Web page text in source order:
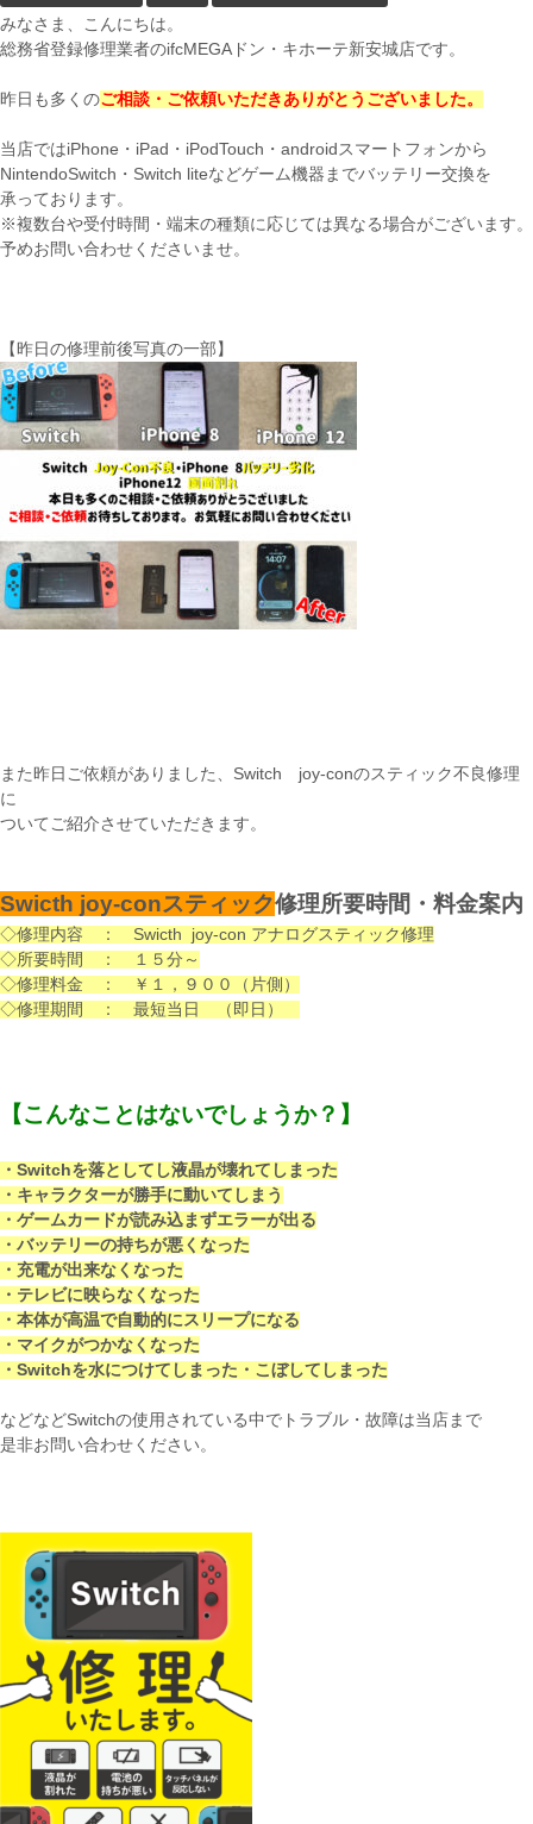
みなさま、こんにちは。
総務省登録修理業者のifcMEGAドン・キホーテ新安城店です。
昨日も多くのご相談・ご依頼いただきありがとうございました。
当店ではiPhone・iPad・iPodTouch・androidスマートフォンから
NintendoSwitch・Switch liteなどゲーム機器までバッテリー交換を
承っております。
※複数台や受付時間・端末の種類に応じては異なる場合がございます。
予めお問い合わせくださいませ。
【昨日の修理前後写真の一部】
また昨日ご依頼がありました、Switch joy-conのスティック不良修理
に
ついてご紹介させていただきます。
Swicth joy-conスティック修理所要時間・料金案内
◇修理内容 ： Swicth joy-con アナログスティック修理
◇所要時間 ： １５分 ～
◇修理料金 ： ￥１，９００（片側）
◇修理期間 ： 最短当日 （即日）
【こんなことはないでしょうか？】
・Switchを落としてし液晶が壊れてしまった
・キャラクターが勝手に動いてしまう
・ゲームカードが読み込まずエラーが出る
・バッテリーの持ちが悪くなった
・充電が出来なくなった
・テレビに映らなくなった
・本体が高温で自動的にスリープになる
・マイクがつかなくなった
・Switchを水につけてしまった・こぼしてしまった
などなどSwitchの使用されている中でトラブル・故障は当店まで
是非お問い合わせください。